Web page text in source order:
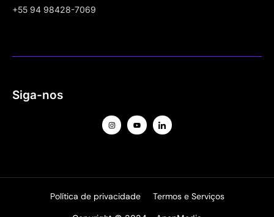
+55 94 98428-7069
Siga-nos
Política de privacidade Termos e Serviços